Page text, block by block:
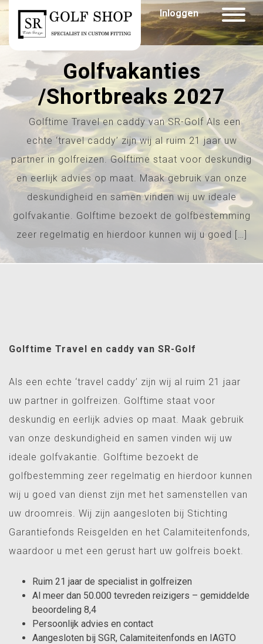
Inloggen
Golfvakanties
/Shortbreaks 2027
Golftime Travel en caddy van SR-Golf Als een
echte ‘travel caddy’ zijn wij al ruim 21 jaar uw
partner in golfreizen. Golftime staat voor deskundig
en eerlijk advies op maat. Maak gebruik van onze
deskundigheid en samen vinden wij uw ideale
golfvakantie. Golftime bezoekt de golfbestemming
zeer regelmatig en hierdoor kunnen wij u goed […]
Golftime Travel en caddy van SR-Golf
Als een echte ‘travel caddy’ zijn wij al ruim 21 jaar
uw partner in golfreizen. Golftime staat voor
deskundig en eerlijk advies op maat. Maak gebruik
van onze deskundigheid en samen vinden wij uw
ideale golfvakantie. Golftime bezoekt de
golfbestemming zeer regelmatig en hierdoor kunnen
wij u goed van dienst zijn met het samenstellen van
uw droomreis. Wij zijn aangesloten bij Stichting
Garantiefonds Reisgelden en het Calamiteitenfonds,
waardoor u met een gerust hart uw golfreis boekt.
Ruim 21 jaar de specialist in golfreizen
Al meer dan 50.000 tevreden reizigers – gemiddelde
beoordeling 8,4
Persoonlijk advies en contact
Aangesloten bij SGR, Calamiteitenfonds en IAGTO